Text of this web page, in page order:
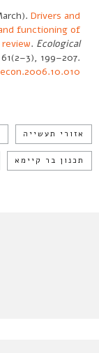
Drivers and
functioning of
. Ecological
199–207.
אזורי תעשייה
תכנון בר קיימא